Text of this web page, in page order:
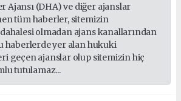
Ajansı (DHA) ve diğer ajanslar
tüm haberler, sitemizin
olmadan ajans kanallarından
haberlerde yer alan hukuki
geçen ajanslar olup sitemizin hiç
tutulamaz...